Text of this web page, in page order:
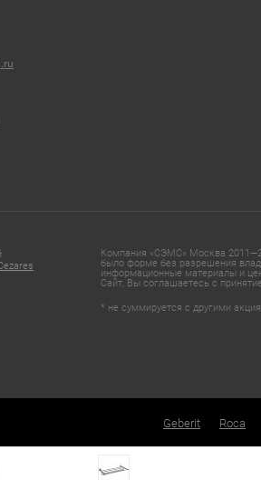
Компания «СЭМС» Москва
было форме без разрешения
информационные материалы и
Сайт, Вы соглашаетесь с
* не суммируется с другими
Geberit Roca